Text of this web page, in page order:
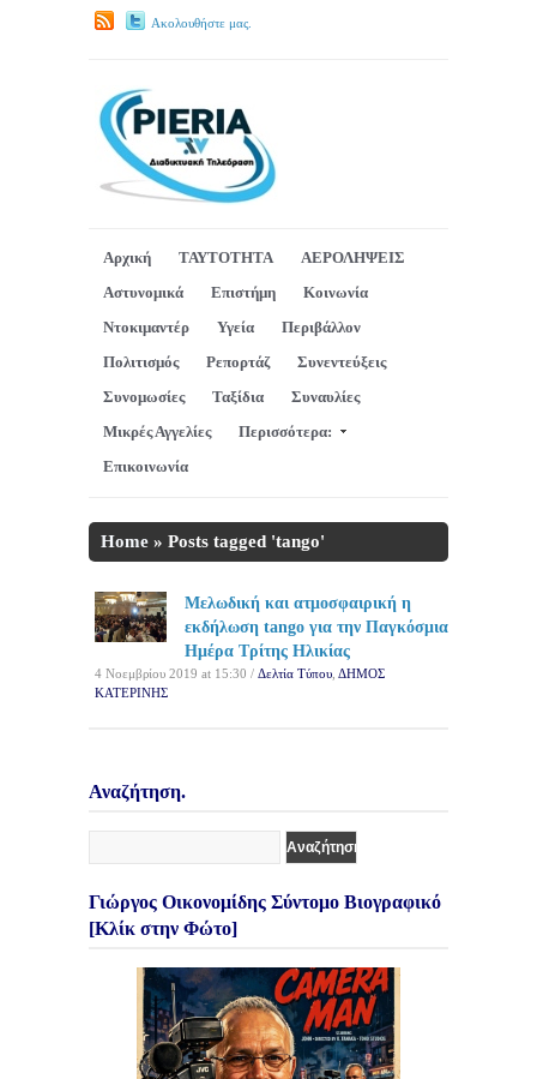
Ακολουθήστε μας.
Αρχική ΤΑΥΤΟΤΗΤΑ
ΑΕΡΟΛΗΨΕΙΣ
Αστυνομικά
Επιστήμη
Κοινωνία
Ντοκιμαντέρ
Υγεία
Περιβάλλον
Πολιτισμός
Ρεπορτάζ
Συνεντεύξεις
Συνομωσίες
Ταξίδια
Συναυλίες
Μικρές Αγγελίες
Περισσότερα:
Επικοινωνία
Home » Posts tagged 'tango'
Μελωδική και ατμοσφαιρική η
εκδήλωση tango για την Παγκόσμια
Ημέρα Τρίτης Ηλικίας
4 Νοεμβρίου 2019 at 15:30 / Δελτία Τύπου ΔΗΜΟΣ
ΚΑΤΕΡΙΝΗΣ
Αναζήτηση.
Γιώργος Οικονομίδης Σύντομο Βιογραφικό
[Κλίκ στην Φώτο]